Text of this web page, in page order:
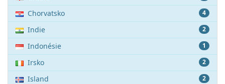
4
Chorvatsko
2
Indie
1
Indonésie
2
Irsko
2
Island